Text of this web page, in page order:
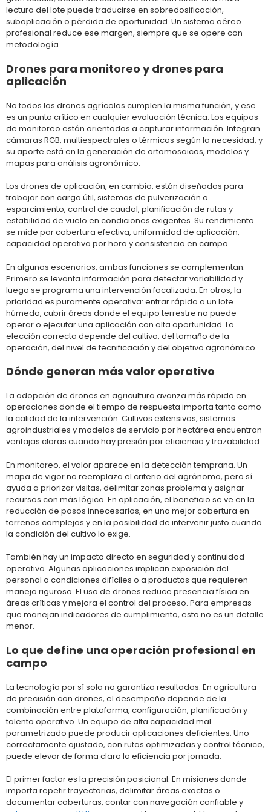
lectura del lote puede traducirse en sobredosificación,
subaplicación o pérdida de oportunidad. Un sistema aéreo
profesional reduce ese margen, siempre que se opere con
metodología.
Drones para monitoreo y drones para
aplicación
No todos los drones agrícolas cumplen la misma función, y ese
es un punto crítico en cualquier evaluación técnica. Los equipos
de monitoreo están orientados a capturar información. Integran
cámaras RGB, multiespectrales o térmicas según la necesidad, y
su aporte está en la generación de ortomosaicos, modelos y
mapas para análisis agronómico.
Los drones de aplicación, en cambio, están diseñados para
trabajar con carga útil, sistemas de pulverización o
esparcimiento, control de caudal, planificación de rutas y
estabilidad de vuelo en condiciones exigentes. Su rendimiento
se mide por cobertura efectiva, uniformidad de aplicación,
capacidad operativa por hora y consistencia en campo.
En algunos escenarios, ambas funciones se complementan.
Primero se levanta información para detectar variabilidad y
luego se programa una intervención focalizada. En otros, la
prioridad es puramente operativa: entrar rápido a un lote
húmedo, cubrir áreas donde el equipo terrestre no puede
operar o ejecutar una aplicación con alta oportunidad. La
elección correcta depende del cultivo, del tamaño de la
operación, del nivel de tecnificación y del objetivo agronómico.
Dónde generan más valor operativo
La adopción de drones en agricultura avanza más rápido en
operaciones donde el tiempo de respuesta importa tanto como
la calidad de la intervención. Cultivos extensivos, sistemas
agroindustriales y modelos de servicio por hectárea encuentran
ventajas claras cuando hay presión por eficiencia y trazabilidad.
En monitoreo, el valor aparece en la detección temprana. Un
mapa de vigor no reemplaza el criterio del agrónomo, pero sí
ayuda a priorizar visitas, delimitar zonas problema y asignar
recursos con más lógica. En aplicación, el beneficio se ve en la
reducción de pasos innecesarios, en una mejor cobertura en
terrenos complejos y en la posibilidad de intervenir justo cuando
la condición del cultivo lo exige.
También hay un impacto directo en seguridad y continuidad
operativa. Algunas aplicaciones implican exposición del
personal a condiciones difíciles o a productos que requieren
manejo riguroso. El uso de drones reduce presencia física en
áreas críticas y mejora el control del proceso. Para empresas
que manejan indicadores de cumplimiento, esto no es un detalle
menor.
Lo que define una operación profesional en
campo
La tecnología por sí sola no garantiza resultados. En agricultura
de precisión con drones, el desempeño depende de la
combinación entre plataforma, configuración, planificación y
talento operativo. Un equipo de alta capacidad mal
parametrizado puede producir aplicaciones deficientes. Uno
correctamente ajustado, con rutas optimizadas y control técnico,
puede elevar de forma clara la eficiencia por jornada.
El primer factor es la precisión posicional. En misiones donde
importa repetir trayectorias, delimitar áreas exactas o
documentar coberturas, contar con navegación confiable y